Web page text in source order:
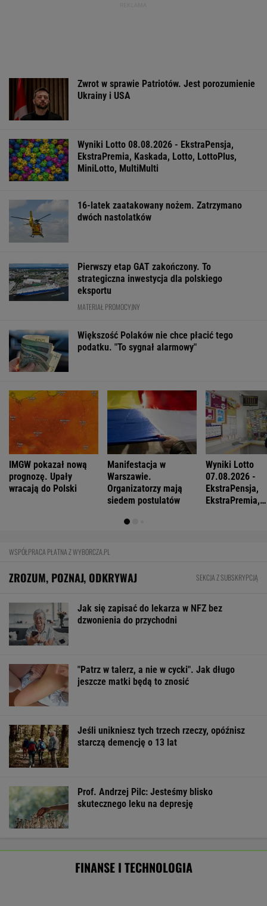
Zwrot w sprawie Patriotów. Jest porozumienie
Ukrainy i USA
Wyniki Lotto 08.08.2026 - EkstraPensja,
EkstraPremia, Kaskada, Lotto, LottoPlus,
MiniLotto, MultiMulti
16-latek zaatakowany nożem. Zatrzymano
dwóch nastolatków
Pierwszy etap GAT zakończony. To
strategiczna inwestycja dla polskiego
eksportu
MATERIAŁ PROMOCYJNY
Większość Polaków nie chce płacić tego
podatku. "To sygnał alarmowy"
IMGW pokazał nową
prognozę. Upały
wracają do Polski
Manifestacja w
Warszawie.
Organizatorzy mają
siedem postulatów
Wyniki Lotto
07.08.2026 -
EkstraPensja,
EkstraPremia,
WSPÓŁPRACA PŁATNA Z WYBORCZA.PL
ZROZUM, POZNAJ, ODKRYWAJ SEKCJA Z SUBSKRYPCJĄ
Jak się zapisać do lekarza w NFZ bez
dzwonienia do przychodni
"Patrz w talerz, a nie w cycki". Jak długo
jeszcze matki będą to znosić
Jeśli unikniesz tych trzech rzeczy, opóźnisz
starczą demencję o 13 lat
Prof. Andrzej Pilc: Jesteśmy blisko
skutecznego leku na depresję
FINANSE I TECHNOLOGIA